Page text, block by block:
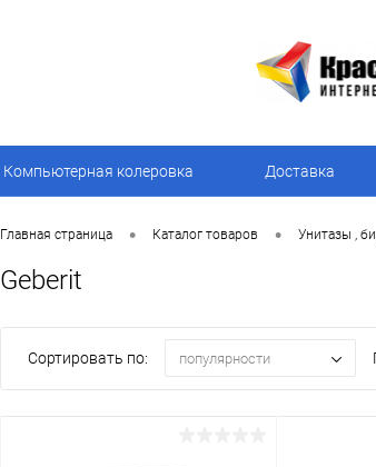
Компьютерная колеровка Доставка
Главная страница • Каталог товаров • Унитазы ,
Geberit
Сортировать по: популярности